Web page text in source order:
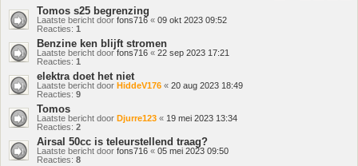
Tomos s25 begrenzing
Laatste bericht door fons716 « 09 okt 2023 09:52
Reacties: 1
Benzine ken blijft stromen
Laatste bericht doorfons716 « 22 sep 2023 17:21
Reacties: 1
elektra doet het niet
Laatste bericht door HiddeV176 « 20 aug 2023 18:49
Reacties: 9
Tomos
Laatste bericht door Djurre123 « 19 mei 2023 13:34
Reacties: 2
Airsal 50cc is teleurstellend traag?
Laatste bericht door fons716 « 05 mei 2023 09:50
Reacties: 8